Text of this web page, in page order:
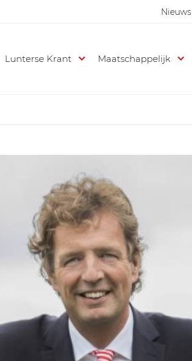
Nieuws
Lunterse Krant Maatschappelijk